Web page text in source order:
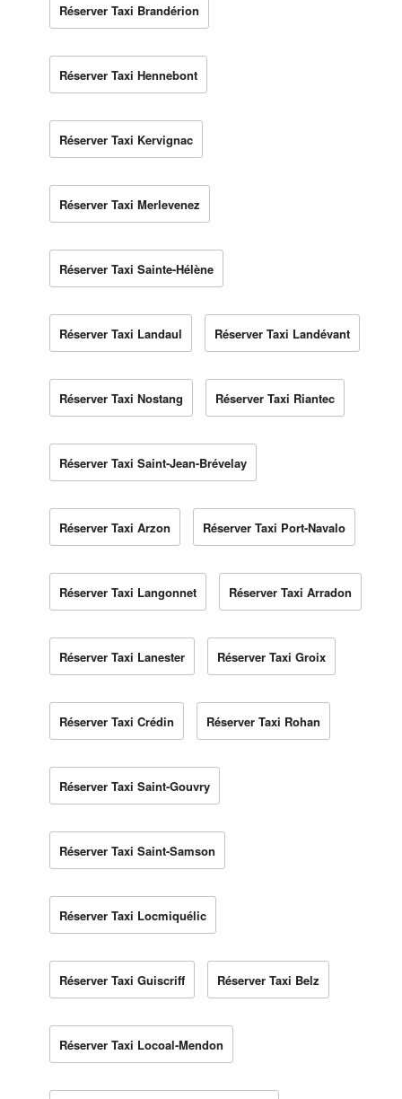
Réserver Taxi Brandérion
Réserver Taxi Hennebont
Réserver Taxi Kervignac
Réserver Taxi Merlevenez
Réserver Taxi Sainte-Hélène
Réserver Taxi Landaul Réserver Taxi Landévant
Réserver Taxi Nostang Réserver Taxi Riantec
Réserver Taxi Saint-Jean-Brévelay
Réserver Taxi Arzon Réserver Taxi Port-Navalo
Réserver Taxi Langonnet Réserver Taxi Arradon
Réserver Taxi Lanester Réserver Taxi Groix
Réserver Taxi Crédin Réserver Taxi Rohan
Réserver Taxi Saint-Gouvry
Réserver Taxi Saint-Samson
Réserver Taxi Locmiquélic
Réserver Taxi Guiscriff Réserver Taxi Belz
Réserver Taxi Locoal-Mendon